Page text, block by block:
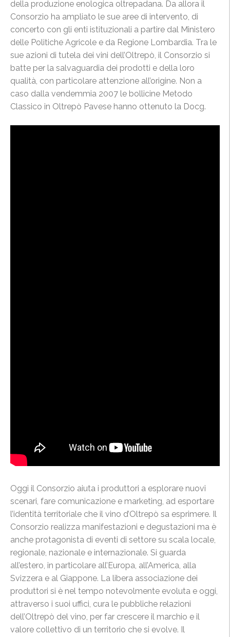
della produzione enologica oltrepadana. Da allora il
Consorzio ha ampliato le sue aree di intervento, di
concerto con gli enti istituzionali a partire dal Ministero
delle Politiche Agricole e da Regione Lombardia. Tra le
sue azioni di tutela dei vini dell’Oltrepò, il Consorzio si
batte per la salvaguardia dei prodotti e della loro
qualità, con particolare attenzione all’origine. Non a
caso dalla vendemmia 2007 le bollicine Metodo
Classico in Oltrepò Pavese hanno ottenuto la Docg.
Oggi il Consorzio aiuta i produttori a esplorare nuovi
scenari, fare comunicazione e marketing, ad esportare
l’identità territoriale che il vino d’Oltrepò sa esprimere. Il
Consorzio realizza manifestazioni e degustazioni ma è
anche protagonista di eventi di settore su scala locale,
regionale, nazionale e internazionale. Si guarda
all’estero, in particolare all’Europa, all’America, alla
Svizzera e al Giappone. La libera associazione dei
produttori si è nel tempo notevolmente evoluta e oggi,
attraverso i suoi uffici, cura le pubbliche relazioni
dell’Oltrepò del vino, per far crescere il marchio e il
valore collettivo di un territorio che si evolve. Il